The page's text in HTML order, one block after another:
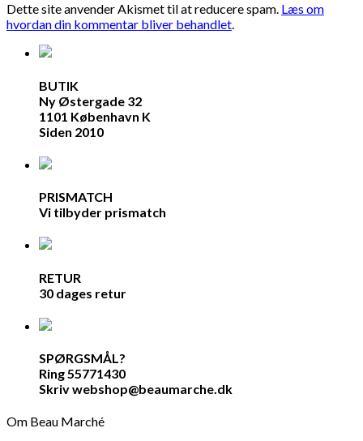
Dette site anvender Akismet til at reducere spam. Læs om
hvordan din kommentar bliver behandlet.
BUTIK
Ny Østergade 32
1101 København K
Siden 2010
PRISMATCH
Vi tilbyder prismatch
RETUR
30 dages retur
SPØRGSMÅL?
Ring 55771430
Skriv webshop@beaumarche.dk
Om Beau Marché